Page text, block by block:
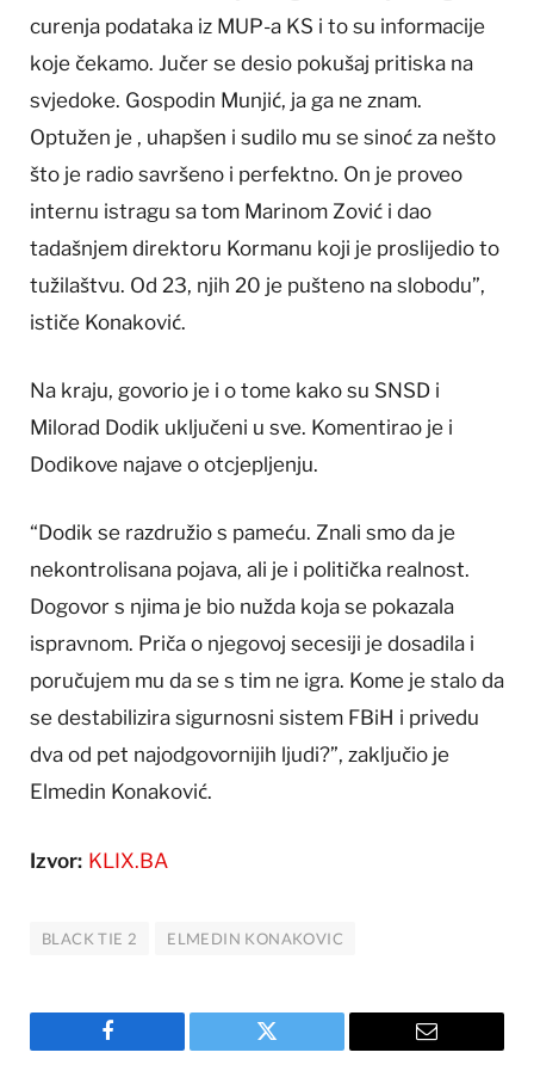
curenja podataka iz MUP-a KS i to su informacije
koje čekamo. Jučer se desio pokušaj pritiska na
svjedoke. Gospodin Munjić, ja ga ne znam.
Optužen je , uhapšen i sudilo mu se sinoć za nešto
što je radio savršeno i perfektno. On je proveo
internu istragu sa tom Marinom Zović i dao
tadašnjem direktoru Kormanu koji je proslijedio to
tužilaštvu. Od 23, njih 20 je pušteno na slobodu”,
ističe Konaković.
Na kraju, govorio je i o tome kako su SNSD i
Milorad Dodik uključeni u sve. Komentirao je i
Dodikove najave o otcjepljenju.
“Dodik se razdružio s pameću. Znali smo da je
nekontrolisana pojava, ali je i politička realnost.
Dogovor s njima je bio nužda koja se pokazala
ispravnom. Priča o njegovoj secesiji je dosadila i
poručujem mu da se s tim ne igra. Kome je stalo da
se destabilizira sigurnosni sistem FBiH i privedu
dva od pet najodgovornijih ljudi?”, zaključio je
Elmedin Konaković.
Izvor: KLIX.BA
BLACK TIE 2 ELMEDIN KONAKOVIC
Facebook Twitter Email